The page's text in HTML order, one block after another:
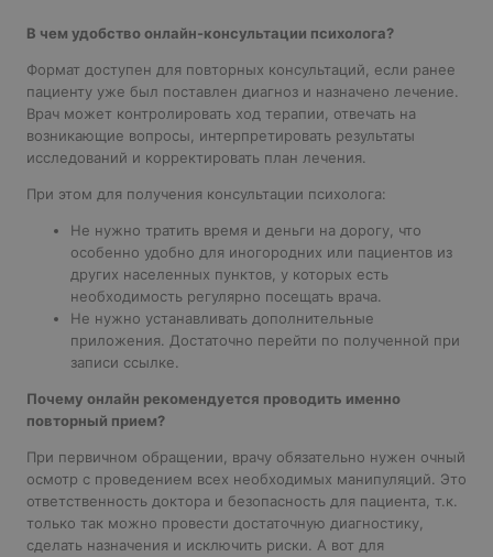
В чем удобство онлайн-консультации психолога?
Формат доступен для повторных консультаций, если ранее
пациенту уже был поставлен диагноз и назначено лечение.
Врач может контролировать ход терапии, отвечать на
возникающие вопросы, интерпретировать результаты
исследований и корректировать план лечения.
При этом для получения консультации психолога:
Не нужно тратить время и деньги на дорогу, что
особенно удобно для иногородних или пациентов из
других населенных пунктов , у которых есть
необходимость регулярно посещать врача.
Не нужно устанавливать дополнительные
приложения. Достаточно перейти по полученной при
записи ссылке.
Почему онлайн рекомендуется проводить именно
повторный прием?
При первичном обращении, врачу обязательно нужен очный
осмотр с проведением всех необходимых манипуляций. Это
ответственность доктора и безопасность для пациента, т.к.
только так можно провести достаточную диагностику,
сделать назначения и исключить риски. А вот для